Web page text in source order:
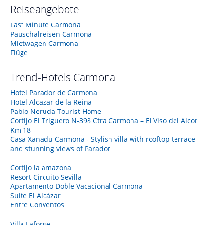
Reiseangebote
Last Minute Carmona
Pauschalreisen Carmona
Mietwagen Carmona
Flüge
Trend-Hotels Carmona
Hotel Parador de Carmona
Hotel Alcazar de la Reina
Pablo Neruda Tourist Home
Cortijo El Triguero N-398 Ctra Carmona – El Viso del Alcor
Km 18
Casa Xanadu Carmona - Stylish villa with rooftop terrace
and stunning views of Parador
Cortijo la amazona
Resort Circuito Sevilla
Apartamento Doble Vacacional Carmona
Suite El Alcázar
Entre Conventos